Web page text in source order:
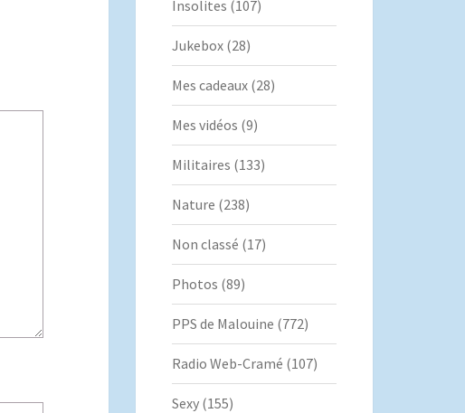
Insolites (107)
Jukebox(28)
Mes cadeaux(28)
Mes vidéos (9)
Militaires (133)
Nature (238)
Non classé (17)
Photos (89)
PPS de Malouine (772)
Radio Web-Cramé (107)
Sexy(155)